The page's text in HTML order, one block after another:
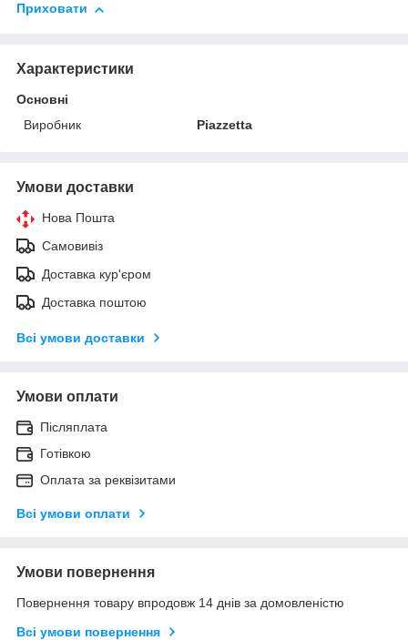
Приховати
Характеристики
Основні
Виробник
Piazzetta
Умови доставки
Нова Пошта
Самовивіз
Доставка кур'єром
Доставка поштою
Всі умови доставки
Умови оплати
Післяплата
Готівкою
Оплата за реквізитами
Всі умови оплати
Умови повернення
Повернення товару впродовж 14 днів за домовленістю
Всі умови повернення